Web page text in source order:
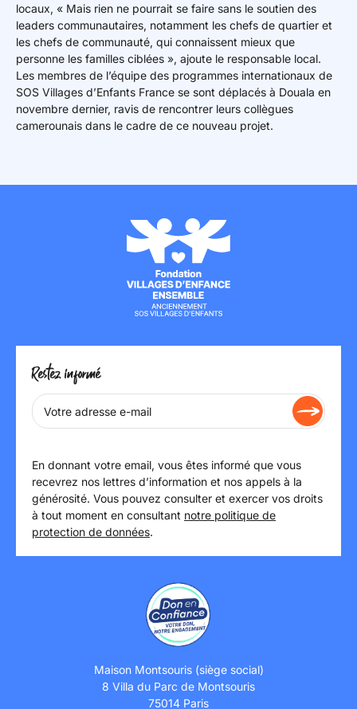
locaux, « Mais rien ne pourrait se faire sans le soutien des
leaders communautaires, notamment les chefs de quartier et
les chefs de communauté, qui connaissent mieux que
personne les familles ciblées », ajoute le responsable local.
Les membres de l’équipe des programmes internationaux de
SOS Villages d’Enfants France se sont déplacés à Douala en
novembre dernier, ravis de rencontrer leurs collègues
camerounais dans le cadre de ce nouveau projet.
Restez informé
En donnant votre email, vous êtes informé que vous
recevrez nos lettres d’information et nos appels à la
générosité. Vous pouvez consulter et exercer vos droits
à tout moment en consultant notre politique de
protection de données.
Maison Montsouris (siège social)
8 Villa du Parc de Montsouris
75014 Paris